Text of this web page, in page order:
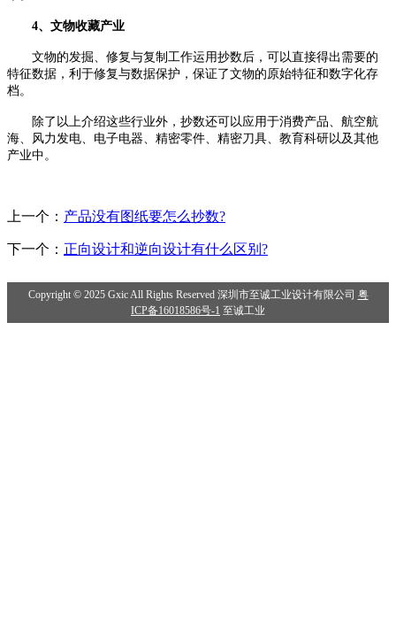
4、文物收藏产业
文物的发掘、修复与复制工作运用抄数后，可以直接得出需要的
特征数据，利于修复与数据保护，保证了文物的原始特征和数字化存
档。
除了以上介绍这些行业外，抄数还可以应用于消费产品、航空航
海、风力发电、电子电器、精密零件、精密刀具、教育科研以及其他
产业中。
上一个： 产品没有图纸要怎么抄数?
下一个： 正向设计和逆向设计有什么区别?
Copyright © 2025 Gxic All Rights Reserved 深圳市至诚工业设计有限公司 粤
ICP备16018586号-1 至诚工业